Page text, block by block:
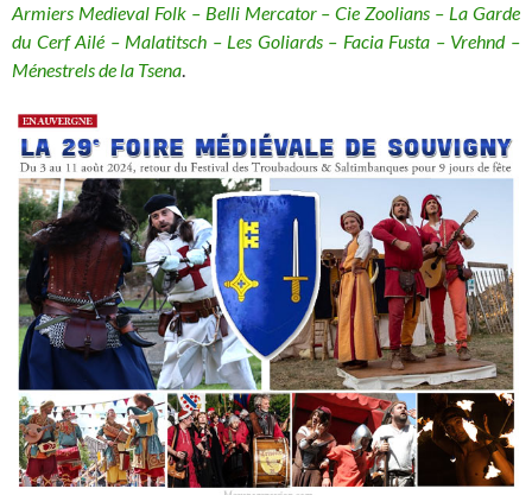
Armiers Medieval Folk – Belli Mercator – Cie Zoolians – La Garde
du Cerf Ailé – Malatitsch – Les Goliards – Facia Fusta – Vrehnd –
Ménestrels de la Tsena.